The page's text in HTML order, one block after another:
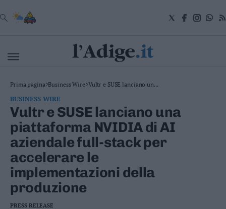
VAI
Cronaca
Attualità
Economia
Cultura
e
Spettacoli
Salute
e
Benessere
Montagna
Tecnologia
Prima pagina>Business Wire>Vultr e SUSE lanciano un...
BUSINESS WIRE
Vultr e SUSE lanciano una
piattaforma NVIDIA di AI
aziendale full-stack per
accelerare le
implementazioni della
produzione
PRESS RELEASE